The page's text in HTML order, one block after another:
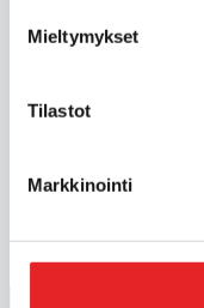
Mieltymykset
Tilastot
Markkinointi